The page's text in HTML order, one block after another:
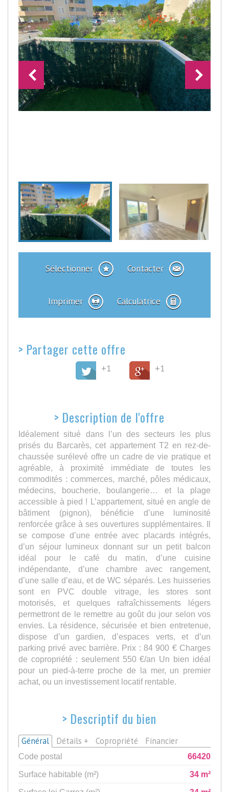
Sélectionner Contacter
Imprimer Calculatrice
> Partager cette offre
+1 +1
> Description de l'offre
Idéalement situé dans l’un des secteurs les plus
prisés du Barcarès, cet appartement T2 en rez-de-
chaussée surélevé offre un cadre de vie pratique et
agréable, à proximité immédiate de toutes les
commodités : commerces, marché, pôles médicaux,
médecins, boucherie, boulangerie… et la plage
accessible à pied ! L’appartement, situé en angle de
bâtiment (pignon), bénéficie d’une luminosité
renforcée grâce à ses ouvertures supplémentaires. Il
se compose d’une entrée avec placards intégrés,
d’un séjour lumineux donnant sur un petit balcon
idéal pour le café du matin, d’une cuisine
indépendante, d’une chambre avec rangement,
d’une salle d’eau, et de WC séparés. Les huisseries
sont en PVC double vitrage, les stores sont
motorisés, et quelques rafraîchissements légers
permettront de le remettre au goût du jour selon vos
envies. La résidence, sécurisée et bien entretenue,
dispose d’un gardien, d’espaces verts, et d’un
parking privé avec barrière. Prix : 84 900 € Charges
de copropriété : seulement 550 €/an Un bien idéal
pour un pied-à-terre proche de la mer, un premier
achat, ou un investissement locatif rentable.
> Descriptif du bien
Général Détails + Copropriété Financier
Code postal
66420
Surface habitable (m²)
34 m²